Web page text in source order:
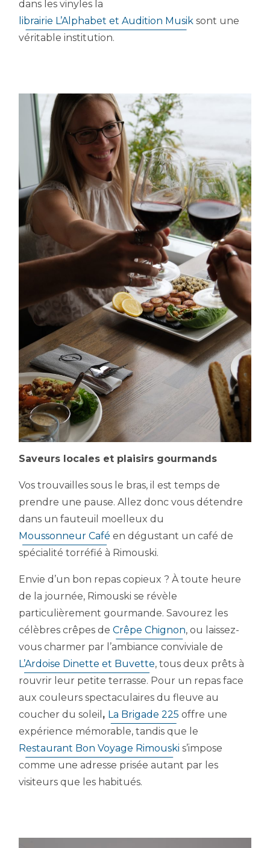
dans les vinyles la
librairie L’Alphabet et Audition Musik sont une
véritable institution.
Saveurs locales et plaisirs gourmands
Vos trouvailles sous le bras, il est temps de
prendre une pause. Allez donc vous détendre
dans un fauteuil moelleux du
Moussonneur Café en dégustant un café de
spécialité torréfié à Rimouski.
Envie d’un bon repas copieux ? À toute heure
de la journée, Rimouski se révèle
particulièrement gourmande. Savourez les
célèbres crêpes deCrêpe Chignon, ou laissez-
vous charmer par l’ambiance conviviale de
L’Ardoise Dinette et Buvette, tous deux prêts à
rouvrir leur petite terrasse. Pour un repas face
aux couleurs spectaculaires du fleuve au
coucher du soleil , La Brigade 225 offre une
expérience mémorable, tandis que le
Restaurant Bon Voyage Rimouski s’impose
comme une adresse prisée autant par les
visiteurs que les habitués.